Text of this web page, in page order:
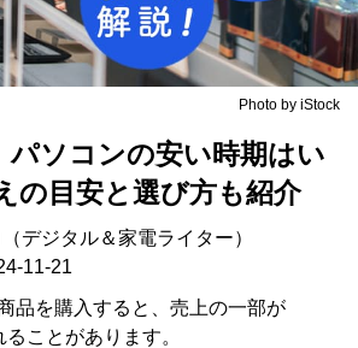
Photo by iStock
パソコンの安い時期はい
の目安と選び方も紹介
デジタル＆家電ライター）
11-21
品を購入すると、売上の一部が
ことがあります。